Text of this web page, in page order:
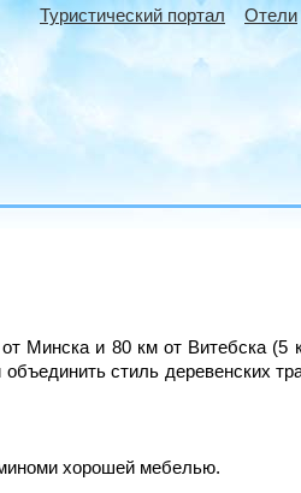
Туристический портал Отели
Минска и 80 км от Витебска (5
стиль деревенских
хорошей мебелью.